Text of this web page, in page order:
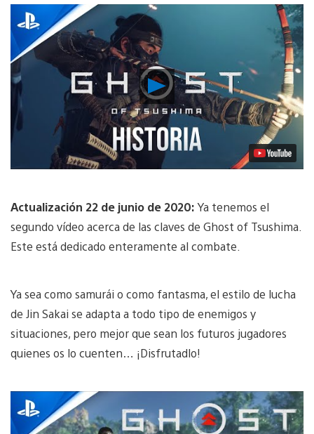
Reproducir
vídeo
Actualización 22 de junio de 2020:Ya tenemos el
segundo vídeo acerca de las claves de Ghost of Tsushima.
Este está dedicado enteramente al combate.
Ya sea como samurái o como fantasma, el estilo de lucha
de Jin Sakai se adapta a todo tipo de enemigos y
situaciones, pero mejor que sean los futuros jugadores
quienes os lo cuenten… ¡Disfrutadlo!